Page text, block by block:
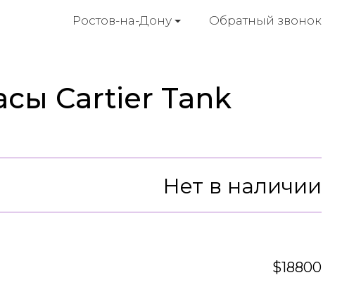
Ростов-на-Дону Обратный звонок
Cartier Tank
Нет в наличии
$18800